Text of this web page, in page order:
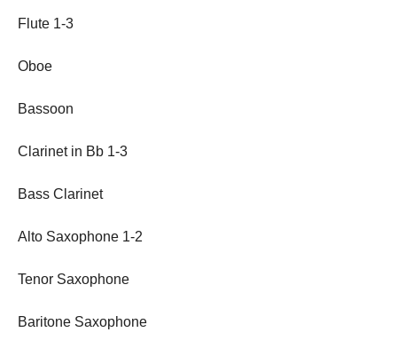
Flute 1-3
Oboe
Bassoon
Clarinet in Bb 1-3
Bass Clarinet
Alto Saxophone 1-2
Tenor Saxophone
Baritone Saxophone